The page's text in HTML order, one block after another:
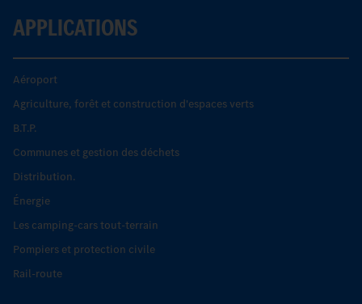
APPLICATIONS
Aéroport
Agriculture, forêt et construction d'espaces verts
B.T.P.
Communes et gestion des déchets
Distribution.
Énergie
Les camping-cars tout-terrain
Pompiers et protection civile
Rail-route